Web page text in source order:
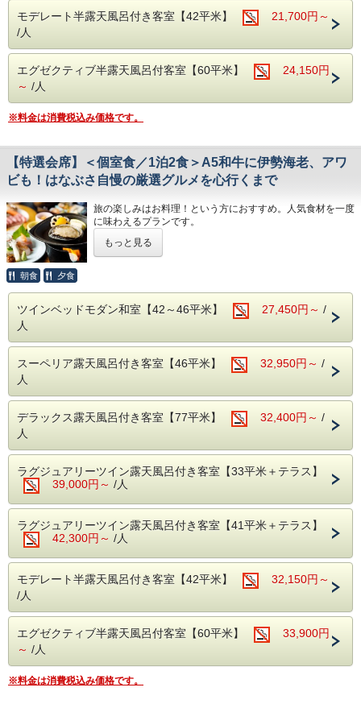
予約をお勧めします
朝夕とも個室の食事処でお召し上がりいただきます。
３ヶ所ある貸切風呂は空いていれば何回でもご利用頂けま
【おすすめポイント】
・お部屋から富士山が見える贅沢！（天気により異なりま
す）
ンと寛げます。
・貸切露天風呂は無料でご利用頂けます。
・お食事も個室でプライベーを確保。
・伊豆長岡温泉は、西伊豆、熱海、伊東、下田と各観光地へ
静岡県内にお住いのお客様にも、伊豆長岡は、温泉とアクセ
スの良さで、大変人気です。
モデレート半露天風呂付き客室【42平米】
21,700円～
/人
エグゼクティブ半露天風呂付客室【60平米】
24,150円
～ /人
※料金は消費税込み価格です。
【特選会席】＜個室食／1泊2食＞A5和牛に伊勢海老、アワ
ビも！はなぶさ自慢の厳選グルメを心行くまで
旅の楽しみはお料理！という方におすすめ。人気食材を一度
に味わえるプランです。
またご滞在中、快適に過ごすことがでるよう、HANA Style
のおもてなしもご用意しております。
・ラウンジでのゆったりチェックイン＆ウェルカムドリンク
のご用意（ご提供は17時まで）
・フリードリンクタイムあり（2Fラウンジにて・セルフ
式）
・女性には彩浴衣の無料貸し出し
す。
（24時～朝5時半はクローズ）
・お部屋は全て狩野川に面した、解放感溢れるお部屋。
【ご夕食】
海鮮もお肉も両方味わいたい！という方にお薦めの「特選会
席」をご用意致します。
メイン料理は【伊勢海老のお造り】【鮑の蒸し焼き】【静岡
産A5和牛のステーキ】と人気食材が一度に味わえます。
ステーキは地元のブランド和牛「しずおか和牛 頂上」をお
好みの焼き加減で。
2種類の切り方、5種類のタレや薬味でそのおいしさを味わ
そのほか、近海で獲れた魚介を中心とした新鮮なお刺身など
〆は、富嶽はなぶさ名物、本山葵をすりおろしてご飯に乗せ
て頂く、「伊豆まぶし」をお楽しみください。
※ご夕食「特選会席」のボリューム★★★★★
【ご朝食】15種類の小鉢、郷土料理「国清汁」、鯵の干
もっと見る
朝食 夕食
ツインベッドモダン和室【42～46平米】 27,450円～ /
人
スーペリア露天風呂付き客室【46平米】 32,950円～ /
人
デラックス露天風呂付き客室【77平米】 32,400円～ /
人
ラグジュアリーツイン露天風呂付き客室【33平米＋テラス】
39,000円～ /人
ラグジュアリーツイン露天風呂付き客室【41平米＋テラス】
42,300円～ /人
モデレート半露天風呂付き客室【42平米】
32,150円～
/人
エグゼクティブ半露天風呂付客室【60平米】
33,900円
～ /人
※料金は消費税込み価格です。